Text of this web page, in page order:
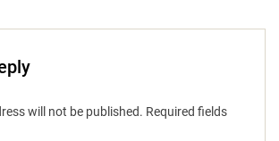
will not be published. Required fields